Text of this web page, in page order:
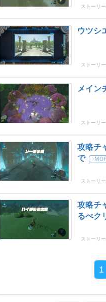
ストーリ
ウツシ
ストーリ
メイン
ストーリ
攻略チ
で
ストーリ
攻略チ
るべク
ストーリ
1